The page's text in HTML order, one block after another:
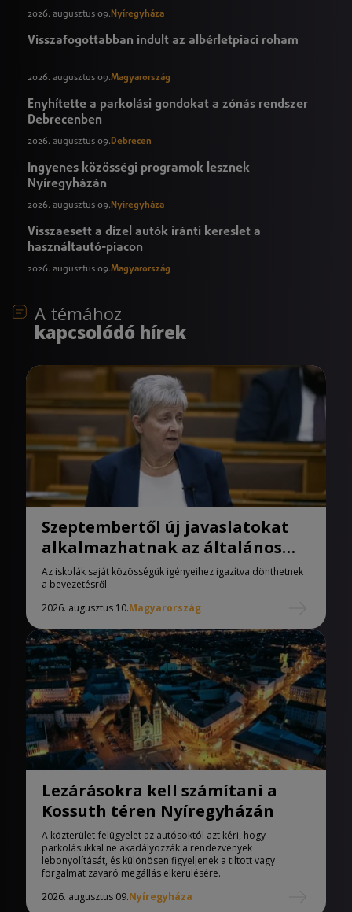
2026. augusztus 09. Nyíregyháza
Visszafogottabban indult az albérletpiaci roham
2026. augusztus 09.Magyarország
Enyhítette a parkolási gondokat a zónás rendszer
Debrecenben
2026. augusztus 09.Debrecen
Ingyenes közösségi programok lesznek
Nyíregyházán
2026. augusztus 09. Nyíregyháza
Visszaesett a dízel autók iránti kereslet a
használtautó-piacon
2026. augusztus 09.Magyarország
A témához
kapcsolódó hírek
Szeptembertől új javaslatokat
alkalmazhatnak az általános
iskolák
Az iskolák saját közösségük igényeihez igazítva dönthetnek
a bevezetésről.
2026. augusztus 10.Magyarország
Lezárásokra kell számítani a
Kossuth téren Nyíregyházán
A közterület-felügyelet az autósoktól azt kéri, hogy
parkolásukkal ne akadályozzák a rendezvények
lebonyolítását, és különösen figyeljenek a tiltott vagy
forgalmat zavaró megállás elkerülésére.
2026. augusztus 09.Nyíregyháza